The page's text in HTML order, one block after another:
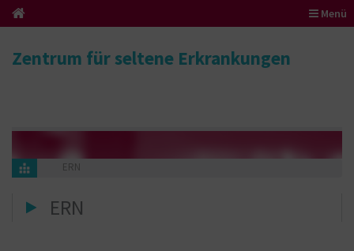
Menü
Zentrum für seltene Erkrankungen
ERN
ERN